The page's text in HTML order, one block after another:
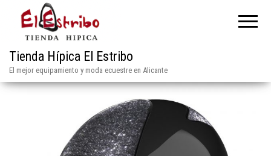
Tienda Hípica El Estribo
El mejor equipamiento y moda ecuestre en Alicante